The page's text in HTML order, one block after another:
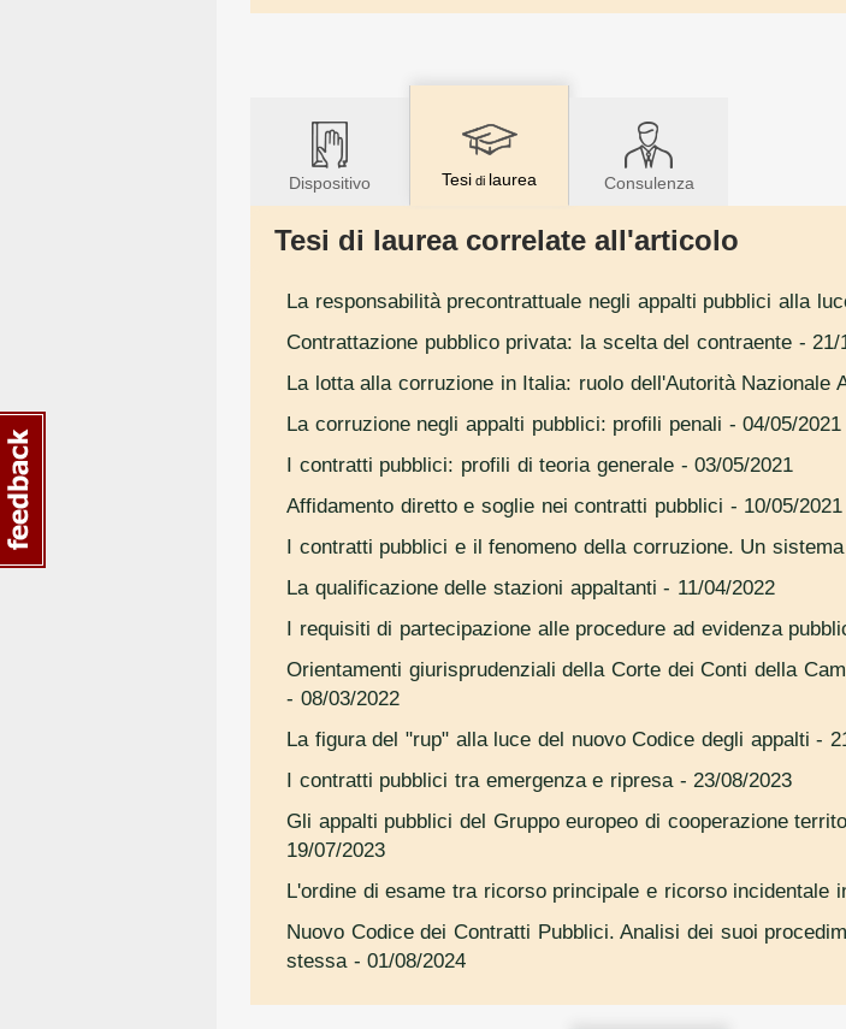
Dispositivo Tesi di laurea Consulenza
Tesi di laurea correlate all'articolo
La responsabilità precontrattuale negli appalti pubblici alla
Contrattazione pubblico privata: la scelta del contraente - 21/
La lotta alla corruzione in Italia: ruolo dell'Autorità Nazionale
La corruzione negli appalti pubblici: profili penali - 04/05/2021
I contratti pubblici: profili di teoria generale - 03/05/2021
Affidamento diretto e soglie nei contratti pubblici - 10/05/2021
I contratti pubblici e il fenomeno della corruzione. Un
La qualificazione delle stazioni appaltanti - 11/04/2022
I requisiti di partecipazione alle procedure ad evidenza
Orientamenti giurisprudenziali della Corte dei Conti della
- 08/03/2022
La figura del "rup" alla luce del nuovo Codice degli appalti -
I contratti pubblici tra emergenza e ripresa - 23/08/2023
Gli appalti pubblici del Gruppo europeo di cooperazione
19/07/2023
L'ordine di esame tra ricorso principale e ricorso incidentale
Nuovo Codice dei Contratti Pubblici. Analisi dei suoi
stessa - 01/08/2024